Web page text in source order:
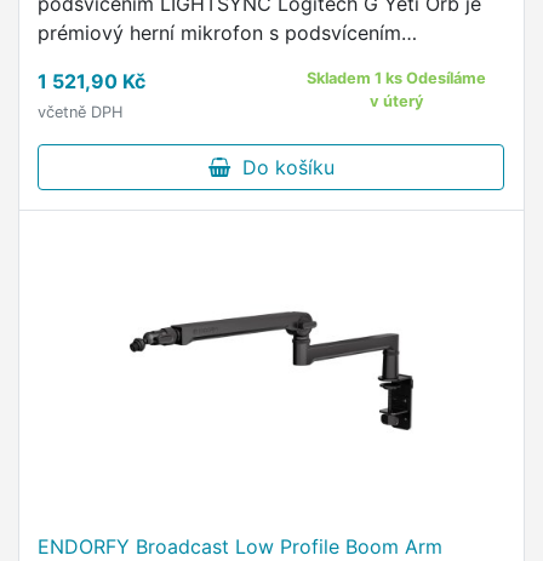
prémiový herní mikrofon s podsvícením
optimalizovanou pro streamování her a
předvolbami …
1 521,90 Kč
včetně DPH
Skladem 1 ks Odesíláme
v úterý
Do košíku
ENDORFY Broadcast Low Profile Boom Arm